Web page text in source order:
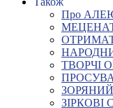
Про
ТВОРЧІ
ЗІРКОВІ